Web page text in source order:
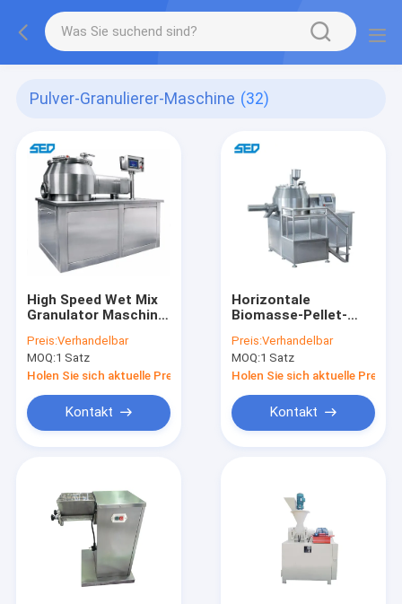
Pulver-Granulierer-Maschine (32)
High Speed Wet Mix
Granulator Maschine
Preis:Verhandelbar
MOQ:1 Satz
Holen Sie sich aktuelle Preis
Kontakt
Horizontale
Biomasse-Pellet-
Preis:Verhandelbar
MOQ:1 Satz
Holen Sie sich aktuelle Preis
Kontakt